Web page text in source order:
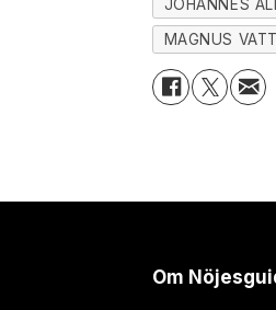
JOHANNES
MAGNUS
Om